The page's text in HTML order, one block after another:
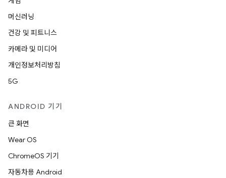
머신러닝
건강 및 피트니스
카메라 및 미디어
개인정보처리방침
5G
ANDROID 기기
큰 화면
Wear OS
ChromeOS 기기
자동차용 Android